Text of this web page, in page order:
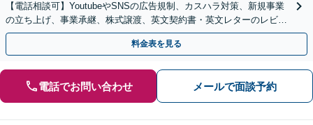
【電話相談可】YoutubeやSNSの広告規制、カスハラ対策、新規事業
の立ち上げ、事業承継、株式譲渡、英文契約書・英文レターのレビュ
ー・ドラフトなどに対応。
料金表を見る
電話でお問い合わせ メールで面談予約